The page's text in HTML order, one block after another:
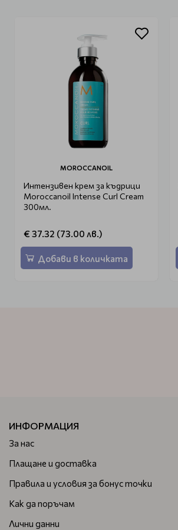
MOROCCANOIL
Интензивен крем за къдрици
Moroccanoil Intense Curl Cream
300мл.
€ 37.32 (73.00 лв.)
Добави в количката
ИНФОРМАЦИЯ
За нас
Плащане и доставка
Правила и условия за бонус точки
Как да поръчам
Лични данни